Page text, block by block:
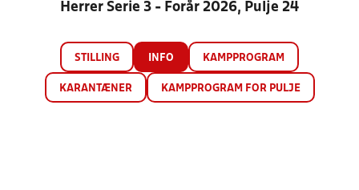
Herrer Serie 3 - Forår 2026, Pulje 24
STILLING INFO KAMPPROGRAM
KARANTÆNER KAMPPROGRAM FOR PULJE